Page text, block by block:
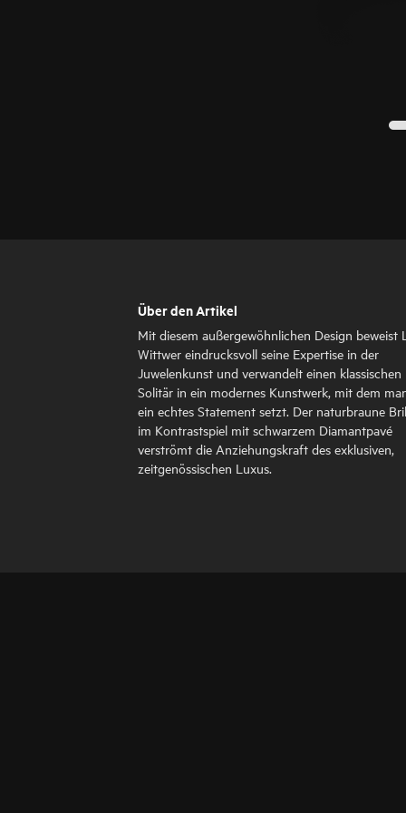
Über den Artikel
Mit diesem außergewöhnlichen Design beweist
Wittwer eindrucksvoll seine Expertise in der
Juwelenkunst und verwandelt einen klassischen
Solitär in ein modernes Kunstwerk, mit dem
ein echtes Statement setzt. Der naturbraune
im Kontrastspiel mit schwarzem Diamantpavé
verströmt die Anziehungskraft des exklusiven,
zeitgenössischen Luxus.